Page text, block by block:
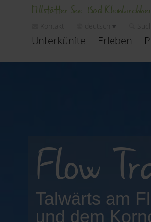
Millstätter See. Bad
Unterkünfte Erleben
Flow
Talwärts am
und dem